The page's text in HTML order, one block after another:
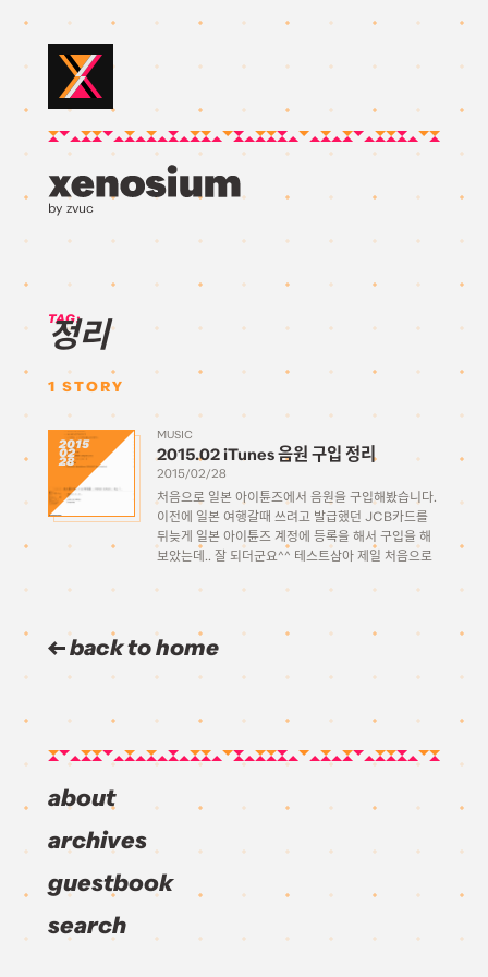
by zvuc
TAG:
정리
1 STORY
2015
02
28
MUSIC
2015.02 iTunes 음원 구입 정리
2015/02/28
처음으로 일본 아이튠즈에서 음원을 구입해봤습니다.
이전에 일본 여행갈때 쓰려고 발급했던 JCB카드를
뒤늦게 일본 아이튠즈 계정에 등록을 해서 구입을 해
보았는데.. 잘 되더군요^^ 테스트삼아 제일 처음으로
>오프닝 곡인 사카모토 마아야 – <幸せについて私が
back to home
about
archives
guestbook
search